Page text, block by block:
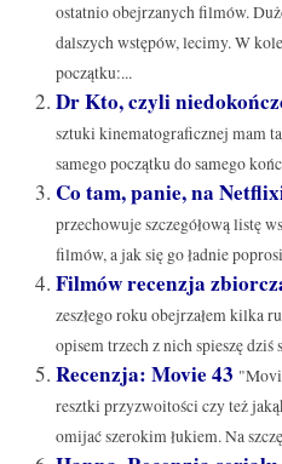
ostatnio obejrzanych filmów.
dalszych wstępów, lecimy. W
początku:...
Dr Kto, czyli
sztuki kinematograficznej mam
samego początku do samego
Co tam, panie, na
przechowuje szczegółową listę
filmów, a jak się go ładnie
Filmów recenzja
zeszłego roku obejrzałem kilka
opisem trzech z nich spieszę
Recenzja: Movie 43
resztki przyzwoitości czy też
omijać szerokim łukiem. Na